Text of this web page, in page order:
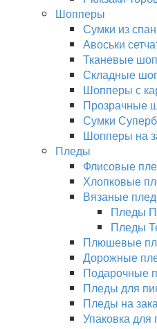
Шопперы
Сумки из
Авоськи
Тканевые
Складные
Шопперы с
Прозрачные
Сумки
Шопперы на
Пледы
Флисовые
Хлопковые
Вязаные
Пледы
Пледы
Плюшевые
Дорожные
Подарочные
Пледы для
Пледы на
Упаковка для